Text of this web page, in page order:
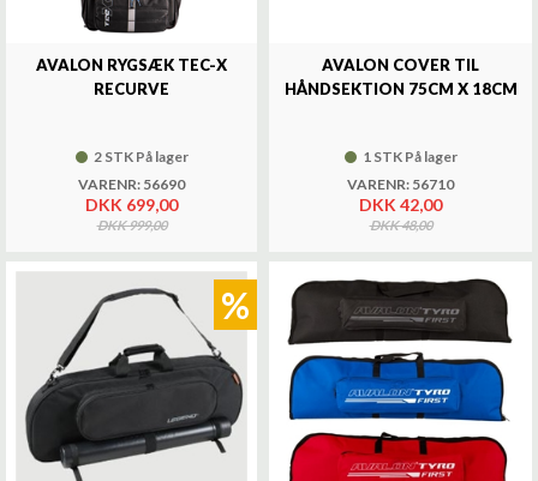
AVALON RYGSÆK TEC-X
RECURVE
2 STK På lager
VARENR: 56690
DKK 699,00
DKK 999,00
AVALON COVER TIL
HÅNDSEKTION 75CM X 18CM
1 STK På lager
VARENR: 56710
DKK 42,00
DKK 48,00
%